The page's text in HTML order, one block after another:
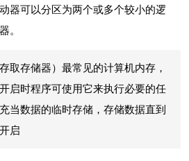
器可以分区为两个或多个较小的逻
。
存取存储器）最常见的计算机内存，
启时程序可使用它来执行必要的任
当数据的临时存储，存储数据直到
启